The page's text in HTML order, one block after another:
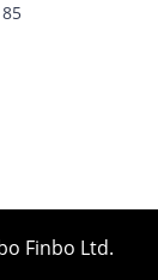
Finbo Ltd.